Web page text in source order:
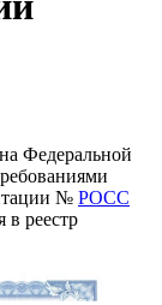
Федеральной
№ РОСС
в реестр